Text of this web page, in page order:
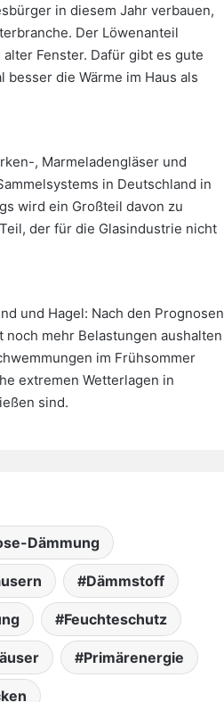
in diesem Jahr verbauen,
Der Löwenanteil
Fenster. Dafür gibt es gute
die Wärme im Haus als
, Marmeladengläser und
in Deutschland in
wird ein Großteil davon zu
der für die Glasindustrie nicht
und Hagel: Nach den Prognosen
mehr Belastungen aushalten
im Frühsommer
extremen Wetterlagen in
sind.
Dämmung
Dämmstoff
Feuchteschutz
Primärenergie